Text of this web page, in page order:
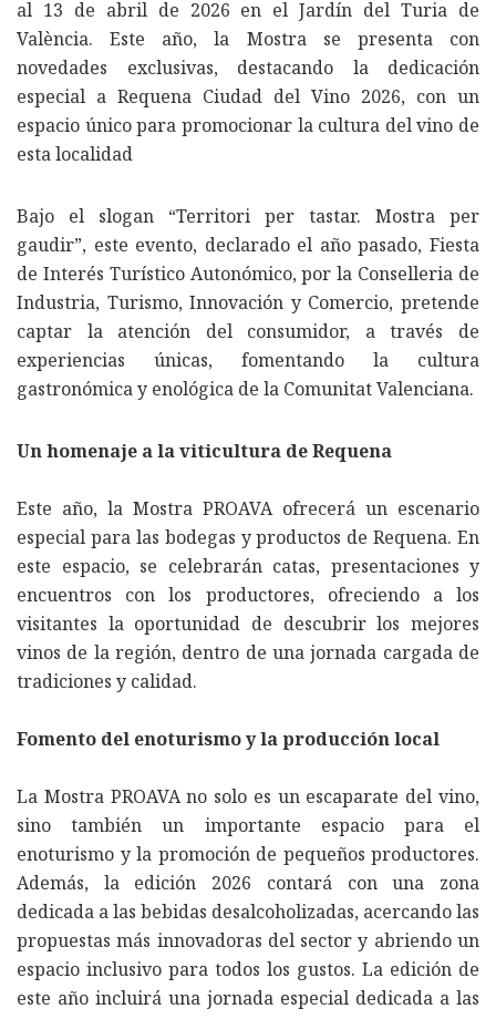
al 13 de abril de 2026 en el Jardín del Turia de
València. Este año, la Mostra se presenta con
novedades exclusivas, destacando la dedicación
especial a Requena Ciudad del Vino 2026, con un
espacio único para promocionar la cultura del vino de
esta localidad
Bajo el slogan “Territori per tastar. Mostra per
gaudir”, este evento, declarado el año pasado, Fiesta
de Interés Turístico Autonómico, por la Conselleria de
Industria, Turismo, Innovación y Comercio, pretende
captar la atención del consumidor, a través de
experiencias únicas, fomentando la cultura
gastronómica y enológica de la Comunitat Valenciana.
Un homenaje a la viticultura de Requena
Este año, la Mostra PROAVA ofrecerá un escenario
especial para las bodegas y productos de Requena. En
este espacio, se celebrarán catas, presentaciones y
encuentros con los productores, ofreciendo a los
visitantes la oportunidad de descubrir los mejores
vinos de la región, dentro de una jornada cargada de
tradiciones y calidad.
Fomento del enoturismo y la producción local
La Mostra PROAVA no solo es un escaparate del vino,
sino también un importante espacio para el
enoturismo y la promoción de pequeños productores.
Además, la edición 2026 contará con una zona
dedicada a las bebidas desalcoholizadas, acercando las
propuestas más innovadoras del sector y abriendo un
espacio inclusivo para todos los gustos. La edición de
este año incluirá una jornada especial dedicada a las